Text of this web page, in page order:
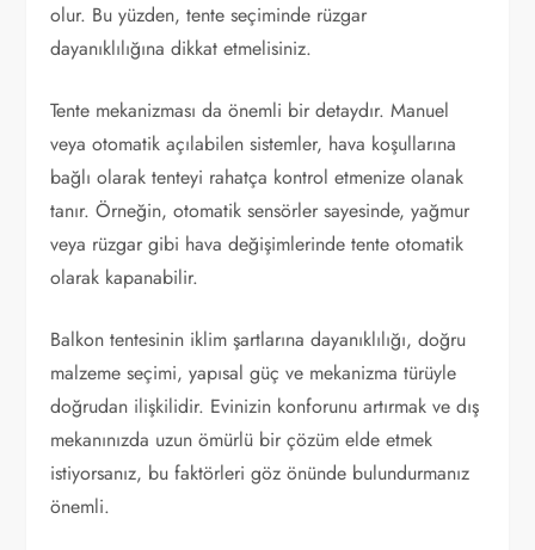
olur. Bu yüzden, tente seçiminde rüzgar
dayanıklılığına dikkat etmelisiniz.
Tente mekanizması da önemli bir detaydır. Manuel
veya otomatik açılabilen sistemler, hava koşullarına
bağlı olarak tenteyi rahatça kontrol etmenize olanak
tanır. Örneğin, otomatik sensörler sayesinde, yağmur
veya rüzgar gibi hava değişimlerinde tente otomatik
olarak kapanabilir.
Balkon tentesinin iklim şartlarına dayanıklılığı, doğru
malzeme seçimi, yapısal güç ve mekanizma türüyle
doğrudan ilişkilidir. Evinizin konforunu artırmak ve dış
mekanınızda uzun ömürlü bir çözüm elde etmek
istiyorsanız, bu faktörleri göz önünde bulundurmanız
önemli.